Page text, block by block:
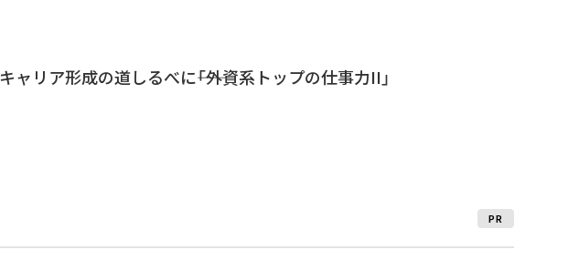
キャリア形成の道しるべに――「外資系トップの仕事力II」
PR